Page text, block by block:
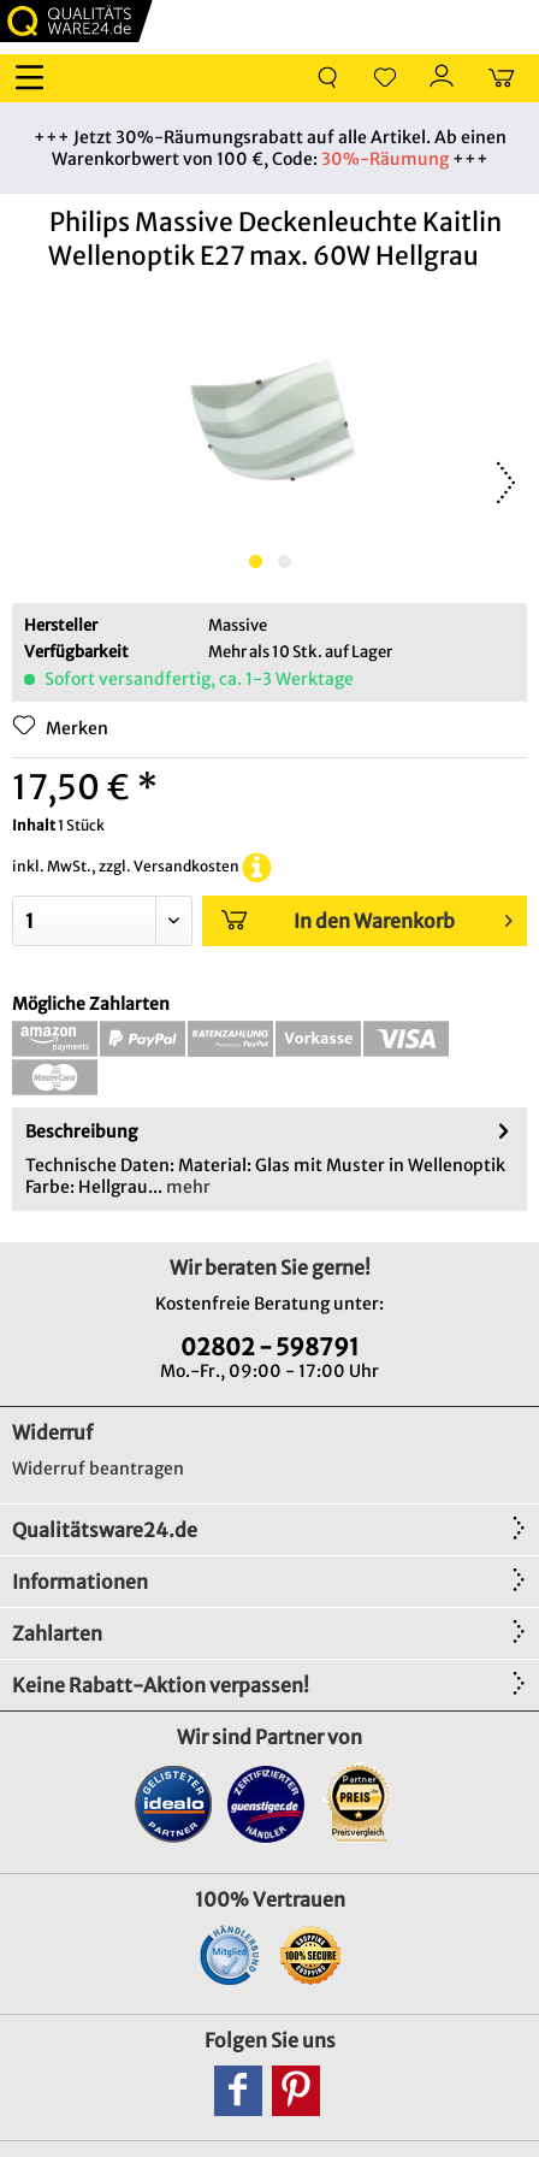
+++ Jetzt 30%-Räumungsrabatt auf alle Artikel. Ab einen
Warenkorbwert von 100 €, Code: 30%-Räumung+++
Philips Massive Deckenleuchte Kaitlin
Wellenoptik E27 max. 60W Hellgrau
Hersteller
Massive
Verfügbarkeit
Mehr als 10 Stk. auf Lager
Sofort versandfertig, ca. 1-3 Werktage
Merken
17,50 € *
Inhalt1 Stück
inkl. MwSt., zzgl. Versandkosten
In den Warenkorb
Mögliche Zahlarten
Beschreibung
Technische Daten: Material: Glas mit Muster in Wellenoptik
Farbe: Hellgrau... mehr
Wir beraten Sie gerne!
Kostenfreie Beratung unter:
02802 - 598791
Mo.-Fr., 09:00 - 17:00 Uhr
Widerruf
Widerruf beantragen
Qualitätsware24.de
Informationen
Zahlarten
Keine Rabatt-Aktion verpassen!
Wir sind Partner von
100% Vertrauen
Folgen Sie uns